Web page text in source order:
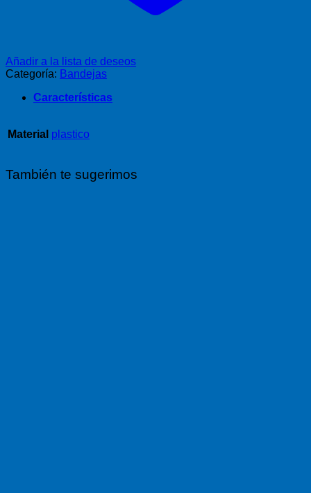
Añadir a la lista de deseos
Categoría: Bandejas
Características
Material plastico
También te sugerimos